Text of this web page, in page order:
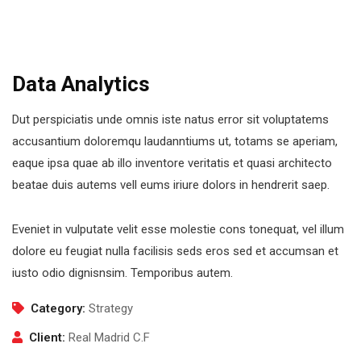
Data Analytics
Dut perspiciatis unde omnis iste natus error sit voluptatems
accusantium doloremqu laudanntiums ut, totams se aperiam,
eaque ipsa quae ab illo inventore veritatis et quasi architecto
beatae duis autems vell eums iriure dolors in hendrerit saep.
Eveniet in vulputate velit esse molestie cons tonequat, vel illum
dolore eu feugiat nulla facilisis seds eros sed et accumsan et
iusto odio dignisnsim. Temporibus autem.
Category: Strategy
Client: Real Madrid C.F